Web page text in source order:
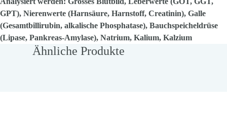
GPT), Nierenwerte (Harnsäure, Harnstoff, Creatinin), Galle
(Gesamtbillirubin, alkalische Phosphatase), Bauchspeicheldrüse
(Lipase, Pankreas-Amylase), Natrium, Kalium, Kalzium
Ähnliche Produkte